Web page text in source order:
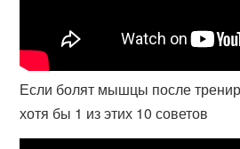
Если болят мышцы после
хотя бы 1 из этих 10 советов